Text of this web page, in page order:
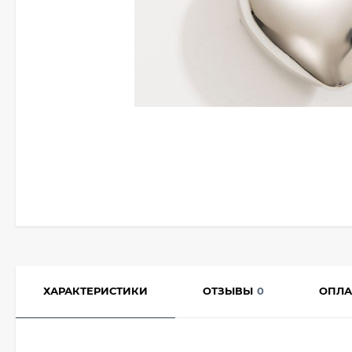
ХАРАКТЕРИСТИКИ ОТЗЫВЫ 0